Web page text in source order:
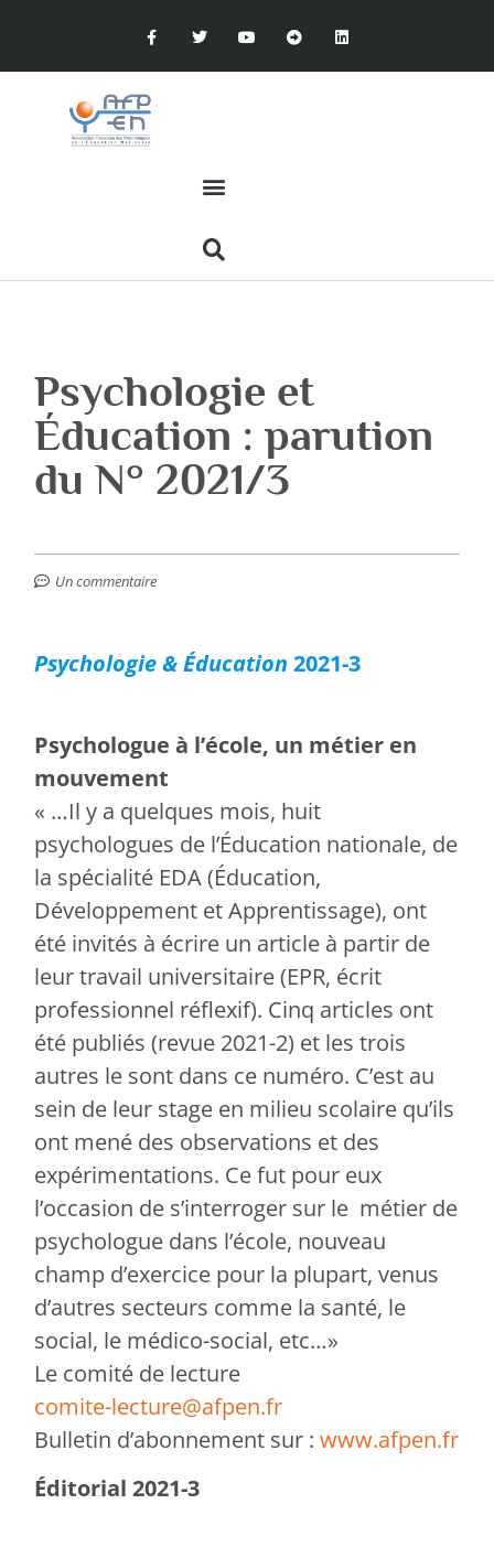
Psychologie et
Éducation : parution
du N° 2021/3
Un commentaire
Psychologie & Éducation2021-3
Psychologue à l’école, un métier en
mouvement
« …Il y a quelques mois, huit
psychologues de l’Éducation nationale, de
la spécialité EDA (Éducation,
Développement et Apprentissage), ont
été invités à écrire un article à partir de
leur travail universitaire (EPR, écrit
professionnel réflexif). Cinq articles ont
été publiés (revue 2021-2) et les trois
autres le sont dans ce numéro. C’est au
sein de leur stage en milieu scolaire qu’ils
ont mené des observations et des
expérimentations. Ce fut pour eux
l’occasion de s’interroger sur le métier de
psychologue dans l’école, nouveau
champ d’exercice pour la plupart, venus
d’autres secteurs comme la santé, le
social, le médico-social, etc…»
Le comité de lecture
comite-lecture@afpen.fr
Bulletin d’abonnement sur :www.afpen.fr
Éditorial 2021-3